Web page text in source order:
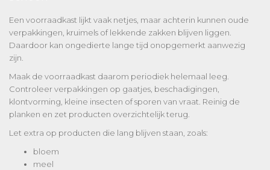
Een voorraadkast lijkt vaak netjes, maar achterin kunnen oude
verpakkingen, kruimels of lekkende zakken blijven liggen.
Daardoor kan ongedierte lange tijd onopgemerkt aanwezig
zijn.
Maak de voorraadkast daarom periodiek helemaal leeg.
Controleer verpakkingen op gaatjes, beschadigingen,
klontvorming, kleine insecten of sporen van vraat. Reinig de
planken en zet producten overzichtelijk terug.
Let extra op producten die lang blijven staan, zoals:
bloem
meel